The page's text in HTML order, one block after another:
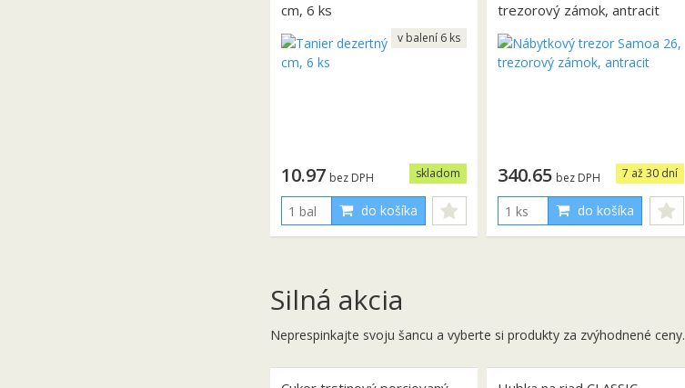
cm, 6 ks
skladom
10.97 bez DPH
do košíka
v balení 6 ks
trezorový zámok, antracit
7 až 30 dní
340.65 bez DPH
do košíka
Silná akcia
Neprespinkajte svoju šancu a vyberte si produkty za zvýhodnené ceny.